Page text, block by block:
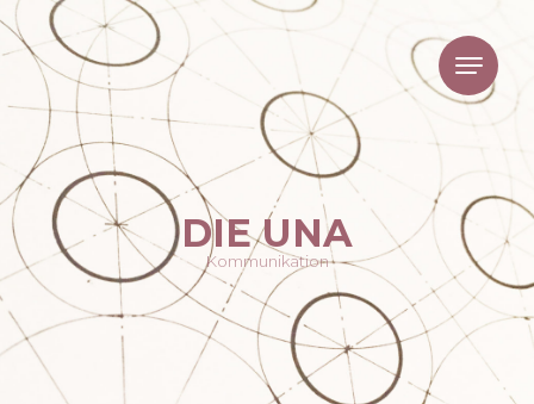
DIE UNA
Kommunikation